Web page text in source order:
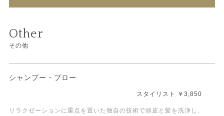
Other
その他
シャンプー・ブロー
スタイリスト ￥3,850
リラクゼーションに重点を置いた独自の技術で頭皮と髪を洗浄し、